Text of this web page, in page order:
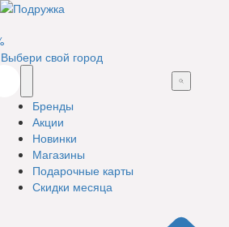
Выбери свой город
Бренды
Акции
Новинки
Магазины
Подарочные карты
Скидки месяца